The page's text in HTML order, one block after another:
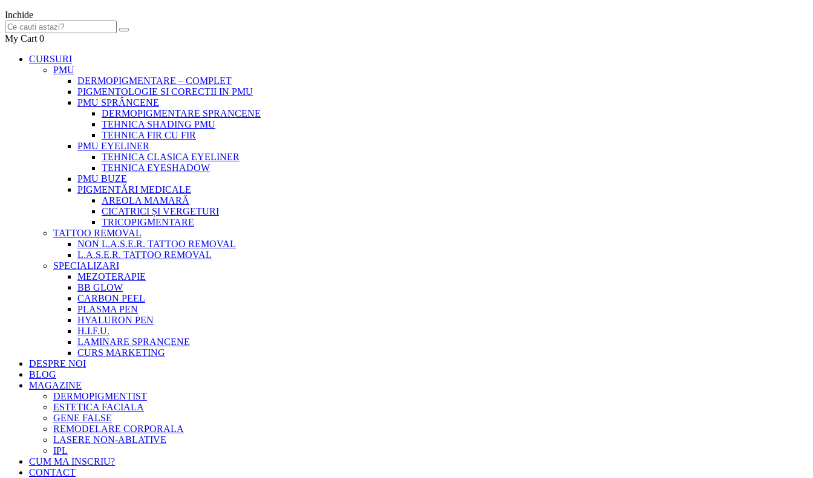
Inchide
My Cart 0
CURSURI
PMU
DERMOPIGMENTARE – COMPLET
PIGMENTOLOGIE SI CORECTII IN PMU
PMU SPRÂNCENE
DERMOPIGMENTARE SPRANCENE
TEHNICA SHADING PMU
TEHNICA FIR CU FIR
PMU EYELINER
TEHNICA CLASICA EYELINER
TEHNICA EYESHADOW
PMU BUZE
PIGMENTĂRI MEDICALE
AREOLA MAMARĂ
CICATRICI ȘI VERGETURI
TRICOPIGMENTARE
TATTOO REMOVAL
NON L.A.S.E.R. TATTOO REMOVAL
L.A.S.E.R. TATTOO REMOVAL
SPECIALIZARI
MEZOTERAPIE
BB GLOW
CARBON PEEL
PLASMA PEN
HYALURON PEN
H.I.F.U.
LAMINARE SPRANCENE
CURS MARKETING
DESPRE NOI
BLOG
MAGAZINE
DERMOPIGMENTIST
ESTETICA FACIALA
GENE FALSE
REMODELARE CORPORALA
LASERE NON-ABLATIVE
IPL
CUM MA INSCRIU?
CONTACT